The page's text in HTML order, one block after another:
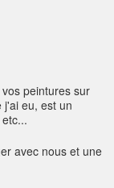
peintures sur
j'ai eu, est un
avec nous et une